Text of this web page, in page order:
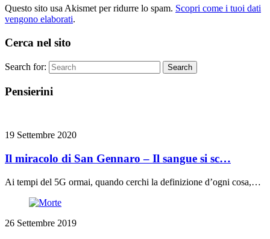
Questo sito usa Akismet per ridurre lo spam. Scopri come i tuoi dati
vengono elaborati.
Cerca nel sito
Search for: Search
Pensierini
19 Settembre 2020
Il miracolo di San Gennaro – Il sangue si sc…
Ai tempi del 5G ormai, quando cerchi la definizione d’ogni cosa,…
26 Settembre 2019